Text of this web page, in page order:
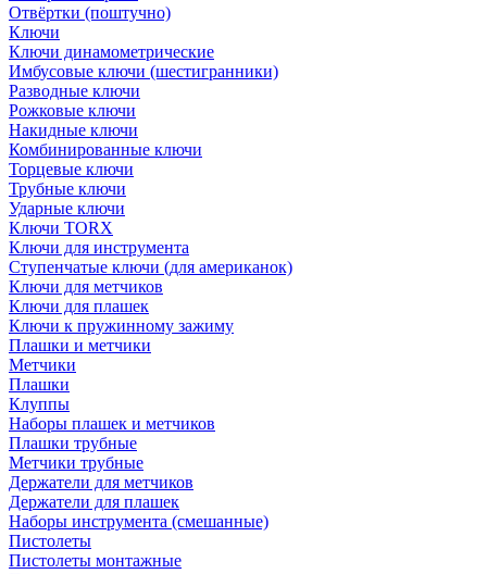
Отвёртки (поштучно)
Ключи
Ключи динамометрические
Имбусовые ключи (шестигранники)
Разводные ключи
Рожковые ключи
Накидные ключи
Комбинированные ключи
Торцевые ключи
Трубные ключи
Ударные ключи
Ключи TORX
Ключи для инструмента
Ступенчатые ключи (для американок)
Ключи для метчиков
Ключи для плашек
Ключи к пружинному зажиму
Плашки и метчики
Метчики
Плашки
Клуппы
Наборы плашек и метчиков
Плашки трубные
Метчики трубные
Держатели для метчиков
Держатели для плашек
Наборы инструмента (смешанные)
Пистолеты
Пистолеты монтажные